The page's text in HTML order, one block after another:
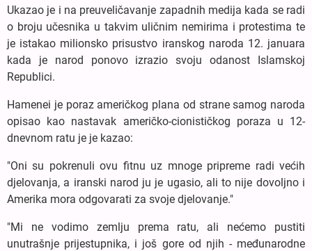
Ukazao je i na preuveličavanje zapadnih medija kada se radi
o broju učesnika u takvim uličnim nemirima i protestima te
je istakao milionsko prisustvo iranskog naroda 12. januara
kada je narod ponovo izrazio svoju odanost Islamskoj
Republici.
Hamenei je poraz američkog plana od strane samog naroda
opisao kao nastavak američko-cionističkog poraza u 12-
dnevnom ratu je je kazao:
"Oni su pokrenuli ovu fitnu uz mnoge pripreme radi većih
djelovanja, a iranski narod ju je ugasio, ali to nije dovoljno i
Amerika mora odgovarati za svoje djelovanje."
"Mi ne vodimo zemlju prema ratu, ali nećemo pustiti
unutrašnje prijestupnika, i još gore od njih - međunarodne